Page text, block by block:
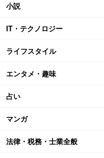
小説
IT・テクノロジー
ライフスタイル
エンタメ・趣味
占い
マンガ
法律・税務・士業全般